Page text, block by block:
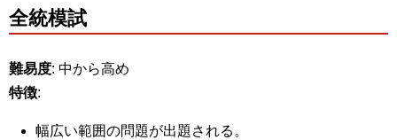
全統模試
難易度: 中から高め
特徴:
幅広い範囲の問題が出題される。